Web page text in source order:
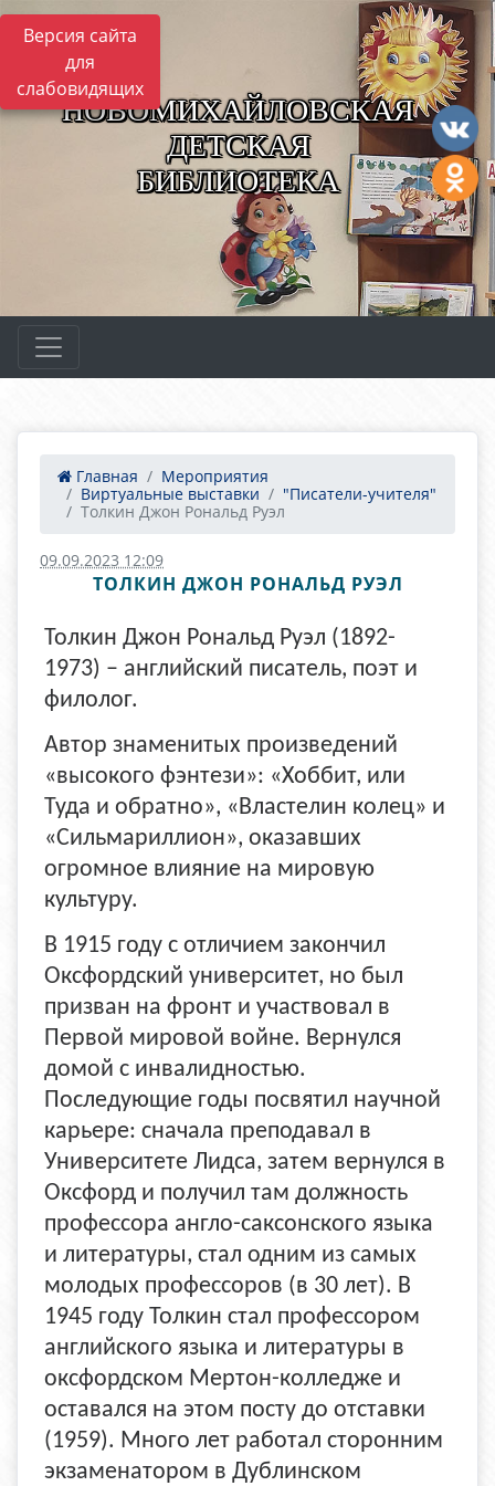
Версия сайта
для
слабовидящих
НОВОМИХАЙЛОВСКАЯ
ДЕТСКАЯ
БИБЛИОТЕКА
Главная
Мероприятия
Виртуальные выставки
"Писатели-учителя"
Толкин Джон Рональд Руэл
09.09.2023 12:09
ТОЛКИН ДЖОН РОНАЛЬД РУЭЛ
Толкин Джон Рональд Руэл (1892-
1973) – английский писатель, поэт и
филолог.
Автор знаменитых произведений
«высокого фэнтези»: «Хоббит, или
Туда и обратно», «Властелин колец» и
«Сильмариллион», оказавших
огромное влияние на мировую
культуру.
В 1915 году с отличием закончил
Оксфордский университет, но был
призван на фронт и участвовал в
Первой мировой войне. Вернулся
домой с инвалидностью.
Последующие годы посвятил научной
карьере: сначала преподавал в
Университете Лидса, затем вернулся в
Оксфорд и получил там должность
профессора англо-саксонского языка
и литературы, стал одним из самых
молодых профессоров (в 30 лет). В
1945 году Толкин стал профессором
английского языка и литературы в
оксфордском Мертон-колледже и
оставался на этом посту до отставки
(1959). Много лет работал сторонним
экзаменатором в Дублинском